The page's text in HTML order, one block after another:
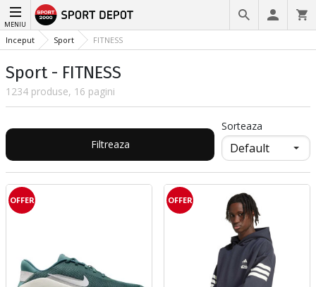
MENIU
Inceput Sport FITNESS
Sport - FITNESS
1234 produse, 16 pagini
Filtreaza
Sorteaza
OFFER OFFER